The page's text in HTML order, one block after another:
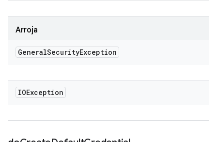
Arroja
GeneralSecurityException
IOException